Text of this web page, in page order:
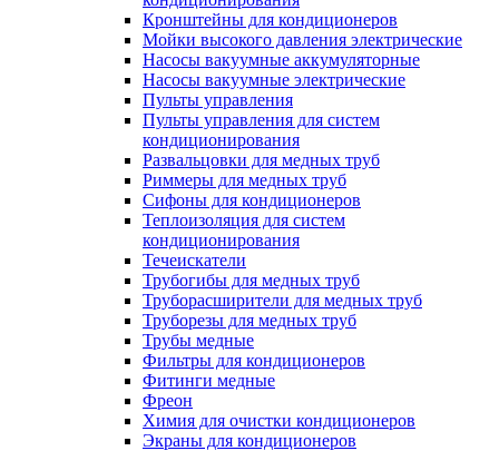
Кронштейны для кондиционеров
Мойки высокого давления электрические
Насосы вакуумные аккумуляторные
Насосы вакуумные электрические
Пульты управления
Пульты управления для систем
кондиционирования
Развальцовки для медных труб
Риммеры для медных труб
Сифоны для кондиционеров
Теплоизоляция для систем
кондиционирования
Течеискатели
Трубогибы для медных труб
Труборасширители для медных труб
Труборезы для медных труб
Трубы медные
Фильтры для кондиционеров
Фитинги медные
Фреон
Химия для очистки кондиционеров
Экраны для кондиционеров